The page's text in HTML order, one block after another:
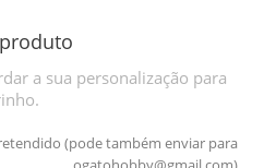
a sua personalização para
(pode também enviar para